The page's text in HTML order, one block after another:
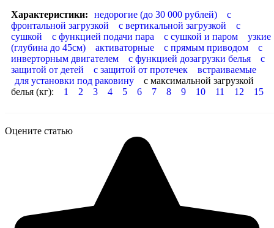
Характеристики:
недорогие (до 30 000 рублей)
с
фронтальной загрузкой
с вертикальной загрузкой
с
сушкой
с функцией подачи пара с сушкой и паром
узкие
(глубина до 45см)
активаторные с прямым приводом
с
инверторным двигателем
с функцией дозагрузки белья
с
защитой от детей
с защитой от протечек
встраиваемые
для установки под раковину
с максимальной загрузкой
белья (кг):
1 2 3 4 5 6 7 8 9 10 11 12 15
Оцените статью